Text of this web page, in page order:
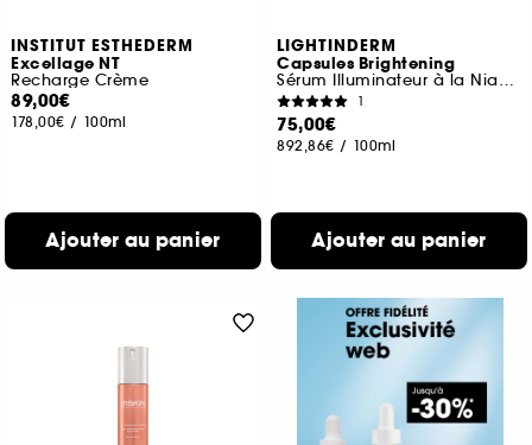
INSTITUT ESTHEDERM
Excellage NT
Recharge Crème
89,00€
178,00€ / 100ml
Ajouter au panier
LIGHTINDERM
Capsules Brightening
Sérum Illuminateur à la Niacinamide & Vitamine C
1
75,00€
892,86€ / 100ml
Ajouter au panier